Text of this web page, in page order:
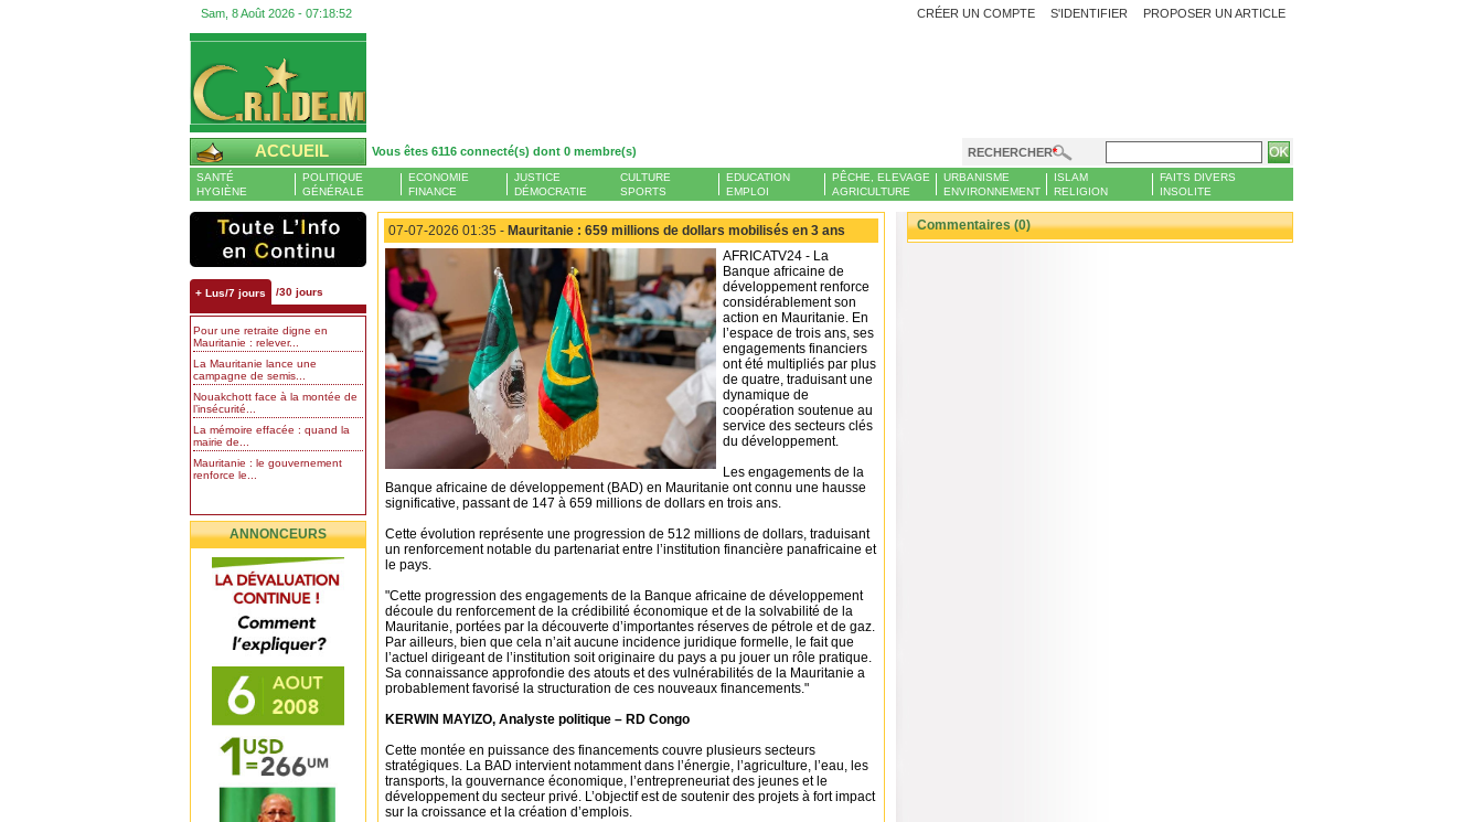
Sam, 8 Août 2026 - 07:18:53 PROPOSER UN ARTICLE
CRÉER UN COMPTE S'IDENTIFIER
ACCUEIL Vous êtes 6116 connecté(s) dont 0 membre(s) RECHERCHER
SANTÉ
HYGIÈNE
POLITIQUE
GÉNÉRALE
ECONOMIE
FINANCE
JUSTICE
DÉMOCRATIE
CULTURE
SPORTS
EDUCATION
EMPLOI
PÊCHE, ELEVAGE
AGRICULTURE
URBANISME
ENVIRONNEMENT
ISLAM
RELIGION
FAITS DIVERS
INSOLITE
+ Lus/7 jours /30 jours
Pour une retraite digne en
Mauritanie : relever...
La Mauritanie lance une
campagne de semis...
Nouakchott face à la montée de
l’insécurité...
La mémoire effacée : quand la
mairie de...
Mauritanie : le gouvernement
renforce le...
ANNONCEURS
07-07-2026 01:35 - Mauritanie : 659 millions de dollars mobilisés en 3 ans
AFRICATV24 - La
Banque africaine de
développement renforce
considérablement son
action en Mauritanie. En
l’espace de trois ans, ses
engagements financiers
ont été multipliés par plus
de quatre, traduisant une
dynamique de
coopération soutenue au
service des secteurs clés
du développement.
Les engagements de la
Banque africaine de développement (BAD) en Mauritanie ont connu une hausse
significative, passant de 147 à 659 millions de dollars en trois ans.
Cette évolution représente une progression de 512 millions de dollars, traduisant
un renforcement notable du partenariat entre l’institution financière panafricaine et
le pays.
"Cette progression des engagements de la Banque africaine de développement
découle du renforcement de la crédibilité économique et de la solvabilité de la
Mauritanie, portées par la découverte d’importantes réserves de pétrole et de gaz.
Par ailleurs, bien que cela n’ait aucune incidence juridique formelle, le fait que
l’actuel dirigeant de l’institution soit originaire du pays a pu jouer un rôle pratique.
Sa connaissance approfondie des atouts et des vulnérabilités de la Mauritanie a
probablement favorisé la structuration de ces nouveaux financements."
KERWIN MAYIZO, Analyste politique – RD Congo
Cette montée en puissance des financements couvre plusieurs secteurs
stratégiques. La BAD intervient notamment dans l’énergie, l’agriculture, l’eau, les
transports, la gouvernance économique, l’entrepreneuriat des jeunes et le
développement du secteur privé. L’objectif est de soutenir des projets à fort impact
sur la croissance et la création d’emplois.
Commentaires (0)